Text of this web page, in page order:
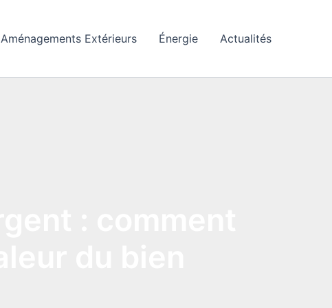
Aménagements Extérieurs Énergie Actualités